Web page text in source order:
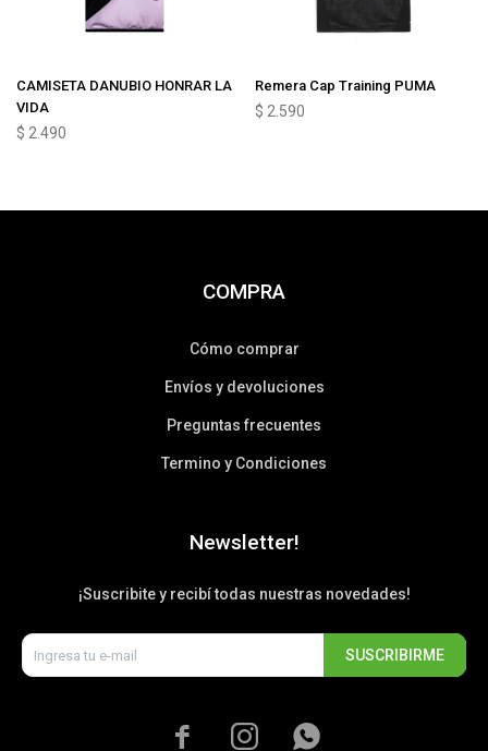
CAMISETA DANUBIO HONRAR LA
VIDA
$ 2.490
Remera Cap Training PUMA
$ 2.590
COMPRA
Cómo comprar
Envíos y devoluciones
Preguntas frecuentes
Termino y Condiciones
Newsletter!
¡Suscribite y recibí todas nuestras novedades!
SUSCRIBIRME
  